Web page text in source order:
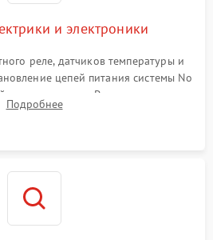
и электроники
реле, датчиков температуры и
цепей питания системы No
и вентилятор. Ремонт или замена
при сбоях алгоритмов.
Подробнее